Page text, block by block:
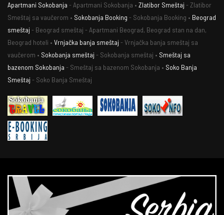
Apartmani Sokobanja - Apartmani Sokobanja • Zlatibor Smeštaj - Zlatibor
Smeštaj sa vaučerom • Sokobanja Booking - Sokobanja Booking • Beograd
smeštaj - Beograd smeštaj - Apartmani Beograd, Beograd stan na dan,
Beograd hoteli • Vrnjačka banja smeštaj - Vrnjačka banja smeštaj sa
vaučerom • Sokobanja smeštaj - Sokobanja smeštaj • Smeštaj sa
bazenom Sokobanja - Smeštaj sa bazenom Sokobanja • Soko Banja
Smeštaj - Soko Banja Smeštaj